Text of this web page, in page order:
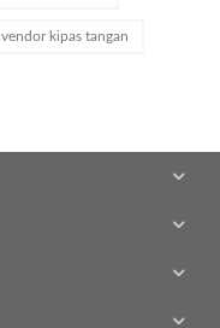
vendor kipas tangan